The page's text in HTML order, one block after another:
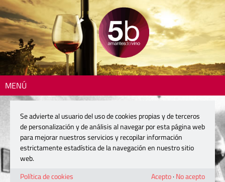
MENÚ
Se advierte al usuario del uso de cookies propias y de terceros
de personalización y de análisis al navegar por esta página web
para mejorar nuestros servicios y recopilar información
estrictamente estadística de la navegación en nuestro sitio
web.
Política de cookies
Acepto· No acepto